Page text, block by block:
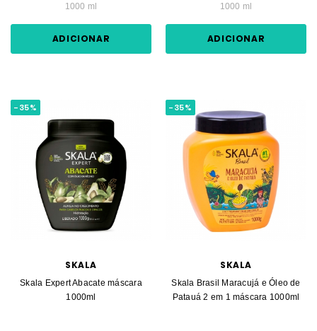
1000 ml
ADICIONAR
1000 ml
ADICIONAR
-35%
SKALA
Skala Expert Abacate máscara
1000ml
-35%
SKALA
Skala Brasil Maracujá e Óleo de
Patauá 2 em 1 máscara 1000ml